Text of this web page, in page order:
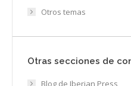
Otros temas
Otras secciones de
Blog de Iberian Press